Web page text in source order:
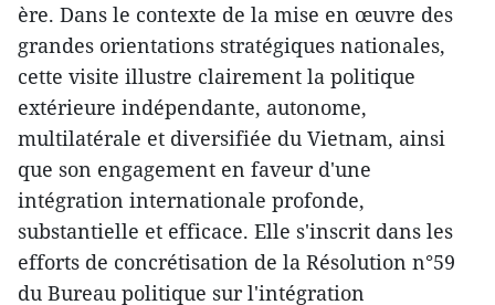
ère. Dans le contexte de la mise en œuvre des
grandes orientations stratégiques nationales,
cette visite illustre clairement la politique
extérieure indépendante, autonome,
multilatérale et diversifiée du Vietnam, ainsi
que son engagement en faveur d'une
intégration internationale profonde,
substantielle et efficace. Elle s'inscrit dans les
efforts de concrétisation de la Résolution n°59
du Bureau politique sur l'intégration